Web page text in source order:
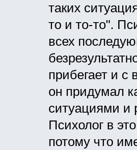
таких
то и то-то".
всех
прибегает и с
он придумал
ситуациями и
Психолог в
потому что